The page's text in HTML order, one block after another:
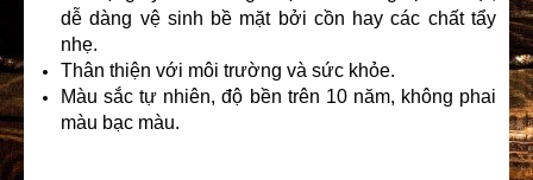
dễ dàng vệ sinh bề mặt bởi cồn hay các chất tẩy
nhẹ.
Thân thiện với môi trường và sức khỏe.
Màu sắc tự nhiên, độ bền trên 10 năm, không phai
màu bạc màu.